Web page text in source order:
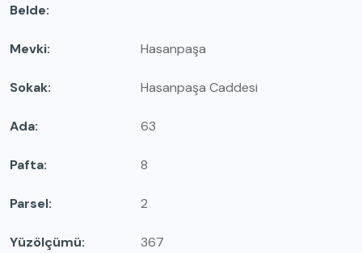
Belde
Mevki Hasanpaşa
Sokak Hasanpaşa Caddesi
Ada 63
Pafta 8
Parsel 2
Yüzölçümü 367